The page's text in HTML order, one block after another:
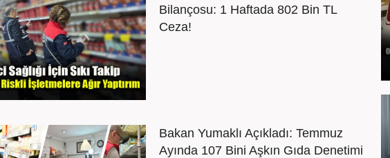
Bilançosu: 1 Haftada 802 Bin TL
Ceza!
Bakan Yumaklı Açıkladı: Temmuz
Ayında 107 Bini Aşkın Gıda Denetimi